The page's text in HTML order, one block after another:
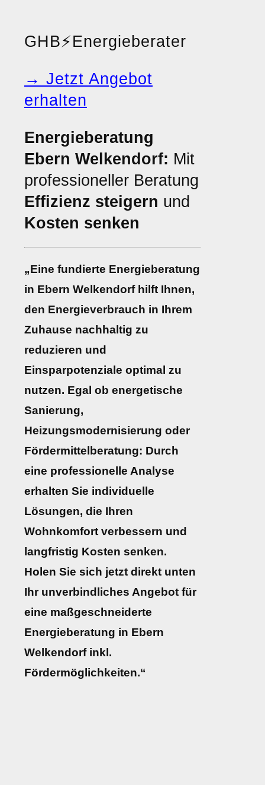
GHB⚡Energieberater
→ Jetzt Angebot
erhalten
Energieberatung
Ebern Welkendorf: Mit
professioneller Beratung
Effizienz steigern und
Kosten senken
„Eine fundierte Energieberatung
in Ebern Welkendorf hilft Ihnen,
den Energieverbrauch in Ihrem
Zuhause nachhaltig zu
reduzieren und
Einsparpotenziale optimal zu
nutzen. Egal ob energetische
Sanierung,
Heizungsmodernisierung oder
Fördermittelberatung: Durch
eine professionelle Analyse
erhalten Sie individuelle
Lösungen, die Ihren
Wohnkomfort verbessern und
langfristig Kosten senken.
Holen Sie sich jetzt direkt unten
Ihr unverbindliches Angebot für
eine maßgeschneiderte
Energieberatung in Ebern
Welkendorf inkl.
Fördermöglichkeiten.“